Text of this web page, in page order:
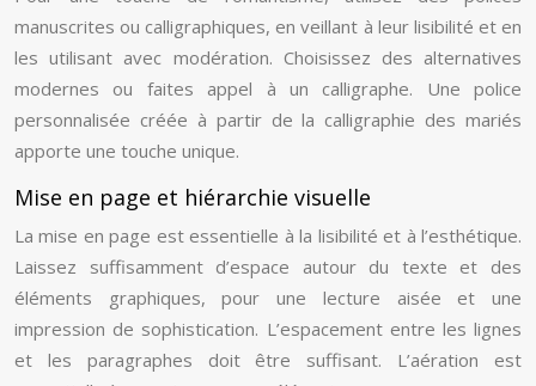
manuscrites ou calligraphiques, en veillant à leur lisibilité et en
les utilisant avec modération. Choisissez des alternatives
modernes ou faites appel à un calligraphe. Une police
personnalisée créée à partir de la calligraphie des mariés
apporte une touche unique.
Mise en page et hiérarchie visuelle
La mise en page est essentielle à la lisibilité et à l’esthétique.
Laissez suffisamment d’espace autour du texte et des
éléments graphiques, pour une lecture aisée et une
impression de sophistication. L’espacement entre les lignes
et les paragraphes doit être suffisant. L’aération est